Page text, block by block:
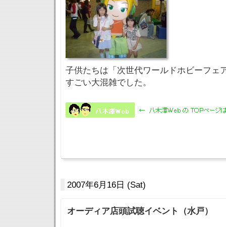
子供たちは「次世代ワールドホビーフェ
すごい大混雑でした。
2007年6月16日 (Sat)
オーディア店頭試聴イベント（水戸）